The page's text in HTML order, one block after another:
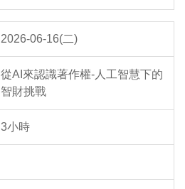
2026-06-16(二)
從AI來認識著作權-人工智慧下的
智財挑戰
3小時